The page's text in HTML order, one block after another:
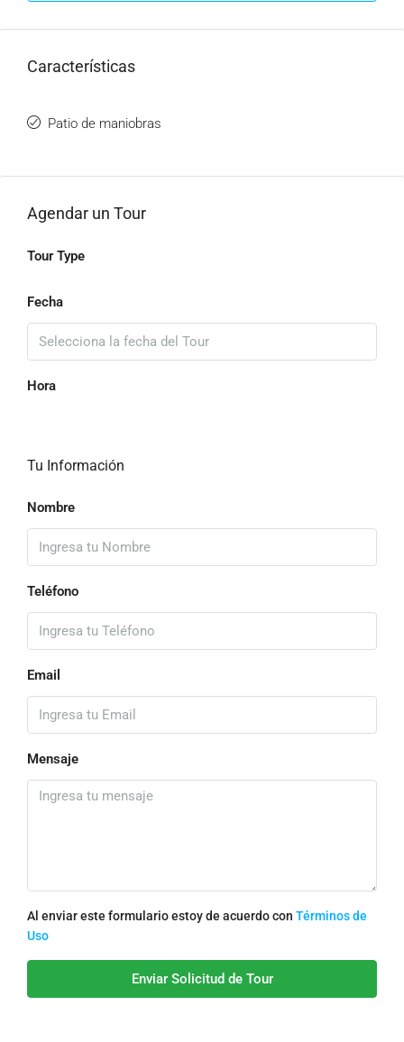
Características
Patio de maniobras
Agendar un Tour
Tour Type
Fecha
Hora
Tu Información
Nombre
Teléfono
Email
Mensaje
Al enviar este formulario estoy de acuerdo con Términos de
Uso
Enviar Solicitud de Tour